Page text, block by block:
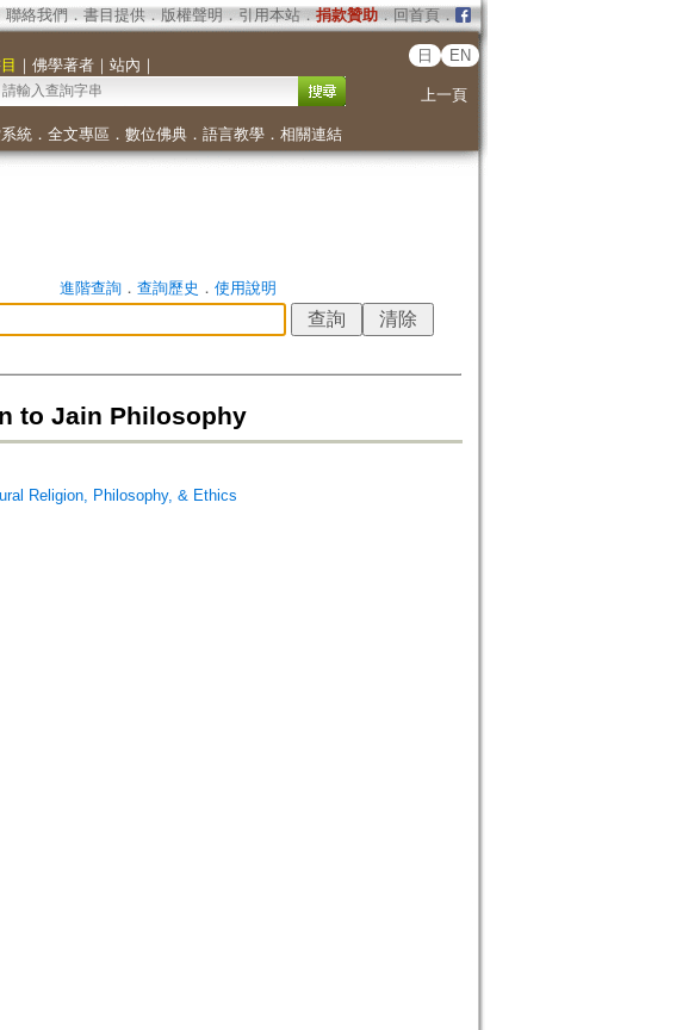
聯絡我們 ． 書目提供． 版權聲明 ． 引用本站． 捐款贊助．回首頁．
｜ 佛學著者｜ 站內 ｜
日 EN
上一頁
統． 全文專區 ． 數位佛典． 語言教學． 相關連結
進階查詢． 查詢歷史 ． 使用說明
to Jain Philosophy
Religion, Philosophy, & Ethics